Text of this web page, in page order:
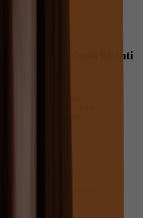
o nás hovoria naši klienti